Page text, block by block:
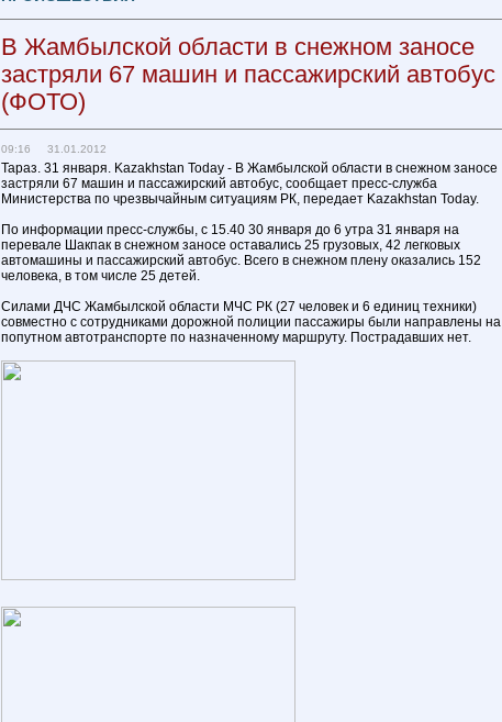
В Жамбылской области в снежном заносе
застряли 67 машин и пассажирский автобус
(ФОТО)
09:16 31.01.2012
Тараз. 31 января. Kazakhstan Today - В Жамбылской области в снежном заносе
застряли 67 машин и пассажирский автобус, сообщает пресс-служба
Министерства по чрезвычайным ситуациям РК, передает Kazakhstan Today.
По информации пресс-службы, с 15.40 30 января до 6 утра 31 января на
перевале Шакпак в снежном заносе оставались 25 грузовых, 42 легковых
автомашины и пассажирский автобус. Всего в снежном плену оказались 152
человека, в том числе 25 детей.
Силами ДЧС Жамбылской области МЧС РК (27 человек и 6 единиц техники)
совместно с сотрудниками дорожной полиции пассажиры были направлены на
попутном автотранспорте по назначенному маршруту. Пострадавших нет.